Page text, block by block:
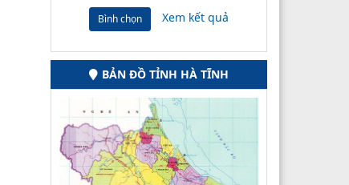
Bình chọn Xem kết quả
BẢN ĐỒ TỈNH HÀ TĨNH